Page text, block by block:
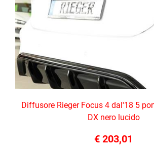
Diffusore Rieger Focus 4 dal'18 5
DX nero lucido
€ 203,01